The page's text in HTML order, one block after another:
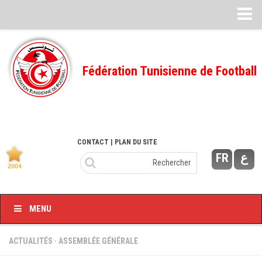
Feuille de match
FMI – 2022/2023
Ligue I – 2022/2023
Ligue I – 2020/2021
Ligue I – 2019/2020
Feuilles de match 2018/2019
Fédération Tunisienne de Football
FR ع
CONTACT | PLAN DU SITE
MENU
ACTUALITÉS · ASSEMBLÉE GÉNÉRALE